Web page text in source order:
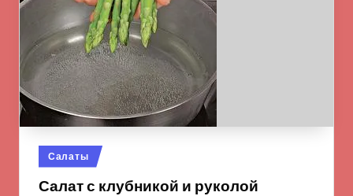
Опубликовано
в
Салаты
Салат с клубникой и руколой